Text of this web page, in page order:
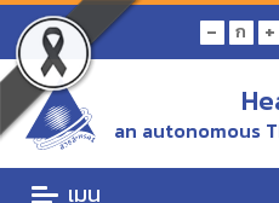
- ก +
an autonomous
เมนู